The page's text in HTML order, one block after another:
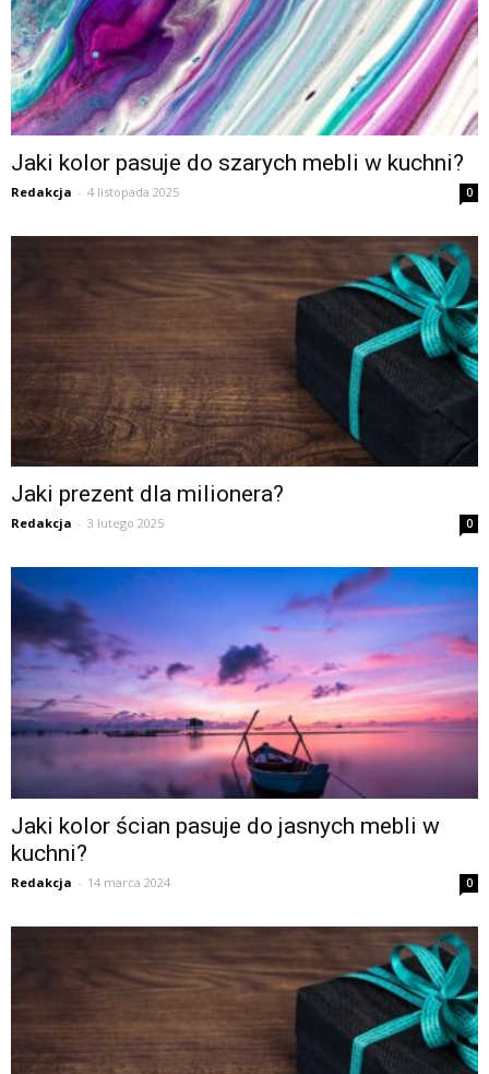
Jaki kolor pasuje do szarych mebli w kuchni?
Redakcja - 4 listopada 2025 0
Jaki prezent dla milionera?
Redakcja - 3 lutego 2025 0
Jaki kolor ścian pasuje do jasnych mebli w
kuchni?
Redakcja - 14 marca 2024 0